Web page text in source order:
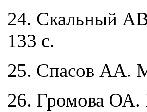
24. Скальный
133 с.
25. Спасов АА.
26. Громова ОА.